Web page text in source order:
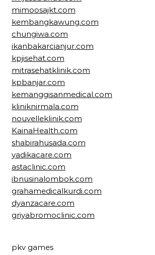
mimoosajkt.com
kembangkawung.com
chungiwa.com
ikanbakarcianjur.com
kpjisehat.com
mitrasehatklinik.com
kpbanjar.com
kemanggisanmedical.com
kliniknirmala.com
nouvelleklinik.com
KainaHealth.com
shabirahusada.com
yadikacare.com
astaclinic.com
ibnusinalombok.com
grahamedicalkurdi.com
dyanzacare.com
griyabromoclinic.com
pkv games